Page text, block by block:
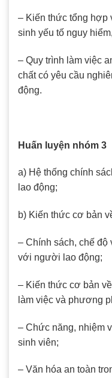
– Kiến thức tổng hợp
sinh yếu tố nguy
– Quy trình làm việc
chất có yêu cầu
động.
Huấn luyện nhóm 3
a) Hệ thống chính
lao động;
b) Kiến thức cơ bản
– Chính sách, chế độ
với người lao động;
– Kiến thức cơ bản
làm việc và phương
– Chức năng, nhiệm
sinh viên;
– Văn hóa an toàn